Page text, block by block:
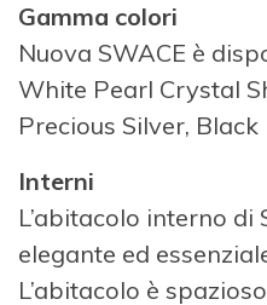
Gamma colori
Nuova SWACE è
White Pearl Crystal
Precious Silver,
Interni
L’abitacolo interno di
elegante ed
L’abitacolo è